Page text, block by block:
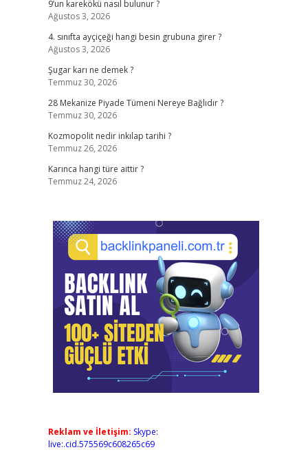
9’un karekökü nasıl bulunur ?
Ağustos 3, 2026
4. sınıfta ayçiçeği hangi besin grubuna girer ?
Ağustos 3, 2026
Şugar karı ne demek ?
Temmuz 30, 2026
28 Mekanize Piyade Tümeni Nereye Bağlıdır ?
Temmuz 30, 2026
Kozmopolit nedir inkılap tarihi ?
Temmuz 26, 2026
Karınca hangi türe aittir ?
Temmuz 24, 2026
Reklam ve İletişim: Skype:
live:.cid.575569c608265c69